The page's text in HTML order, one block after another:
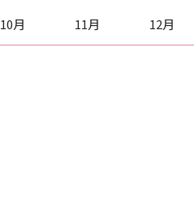
10月 11月 12月